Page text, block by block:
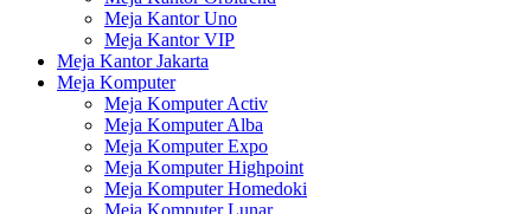
Meja Kantor Uno
Meja Kantor VIP
Meja Kantor Jakarta
Meja Komputer
Meja Komputer Activ
Meja Komputer Alba
Meja Komputer Expo
Meja Komputer Highpoint
Meja Komputer Homedoki
Meja Komputer Lunar